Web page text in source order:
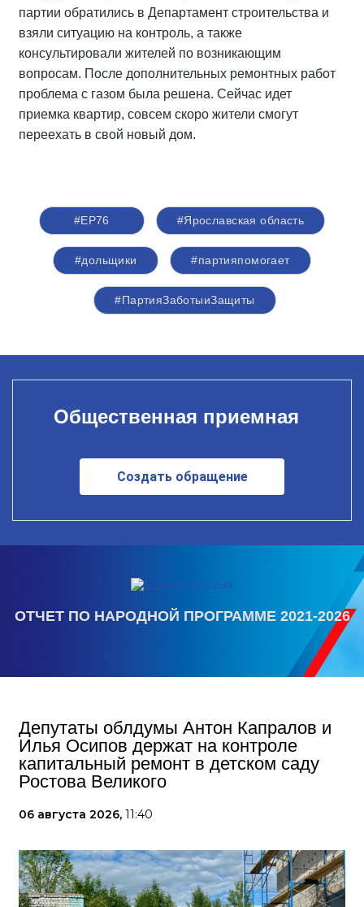
партии обратились в Департамент строительства и
взяли ситуацию на контроль, а также
консультировали жителей по возникающим
вопросам. После дополнительных ремонтных работ
проблема с газом была решена. Сейчас идет
приемка квартир, совсем скоро жители смогут
переехать в свой новый дом.
#ЕР76 #Ярославская область
#дольщики #партияпомогает
#ПартияЗаботыиЗащиты
Общественная приемная
Создать обращение
ОТЧЕТ ПО НАРОДНОЙ ПРОГРАММЕ 2021-2026
Депутаты облдумы Антон Капралов и
Илья Осипов держат на контроле
капитальный ремонт в детском саду
Ростова Великого
06 августа 2026, 11:40